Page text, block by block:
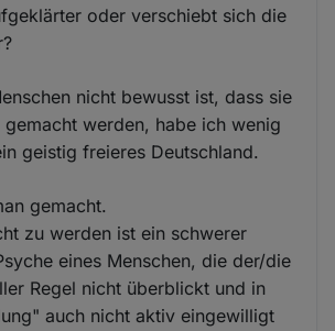
oder verschiebt sich die
nicht bewusst ist, dass sie
werden, habe ich wenig
geistig freieres Deutschland.
gemacht.
zu werden ist ein schwerer
eines Menschen, die der/die
Regel nicht überblickt und in
auch nicht aktiv eingewilligt